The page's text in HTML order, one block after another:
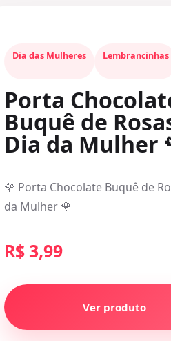
Dia das Mulheres Lembrancinhas
Porta
Buquê de
Dia da Mulher
🌹 Porta Chocolate Buquê de
da Mulher 🌹
R$ 3,99
Ver produto